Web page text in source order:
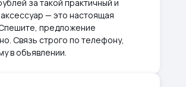
за такой практичный и
— это настоящая
предложение
Связь строго по телефону,
в объявлении.